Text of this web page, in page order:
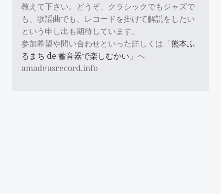
教えて下さい。どうぞ、クラシックでもジャズで
も、歌謡曲でも、レコードを掛けて解説をしたい
という申し出も期待しています。
参加希望や問い合わせといった詳しくは「熊本ふ
るまち de 蓄音器で楽しむかい 」へ
amadeusrecord.info